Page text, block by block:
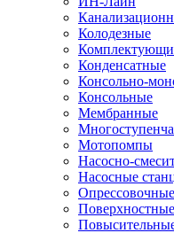
Колодезные
Конденсатные
Консольно-
Консольные
Мембранные
Мотопомпы
Насосно-
Насосные
Опрессовочные
Поверхностные